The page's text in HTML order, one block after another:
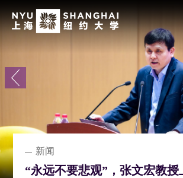
Main Menu CN Top Level
学术研究
新闻
去爱，去好奇，去更新自己：
新闻
“永远不要悲观”，张文宏教
科研
努力拼搏VS关系背景：大学
聚焦
敢试、敢错、敢停：论文之外
科研
局部作用力如何改变大范围流